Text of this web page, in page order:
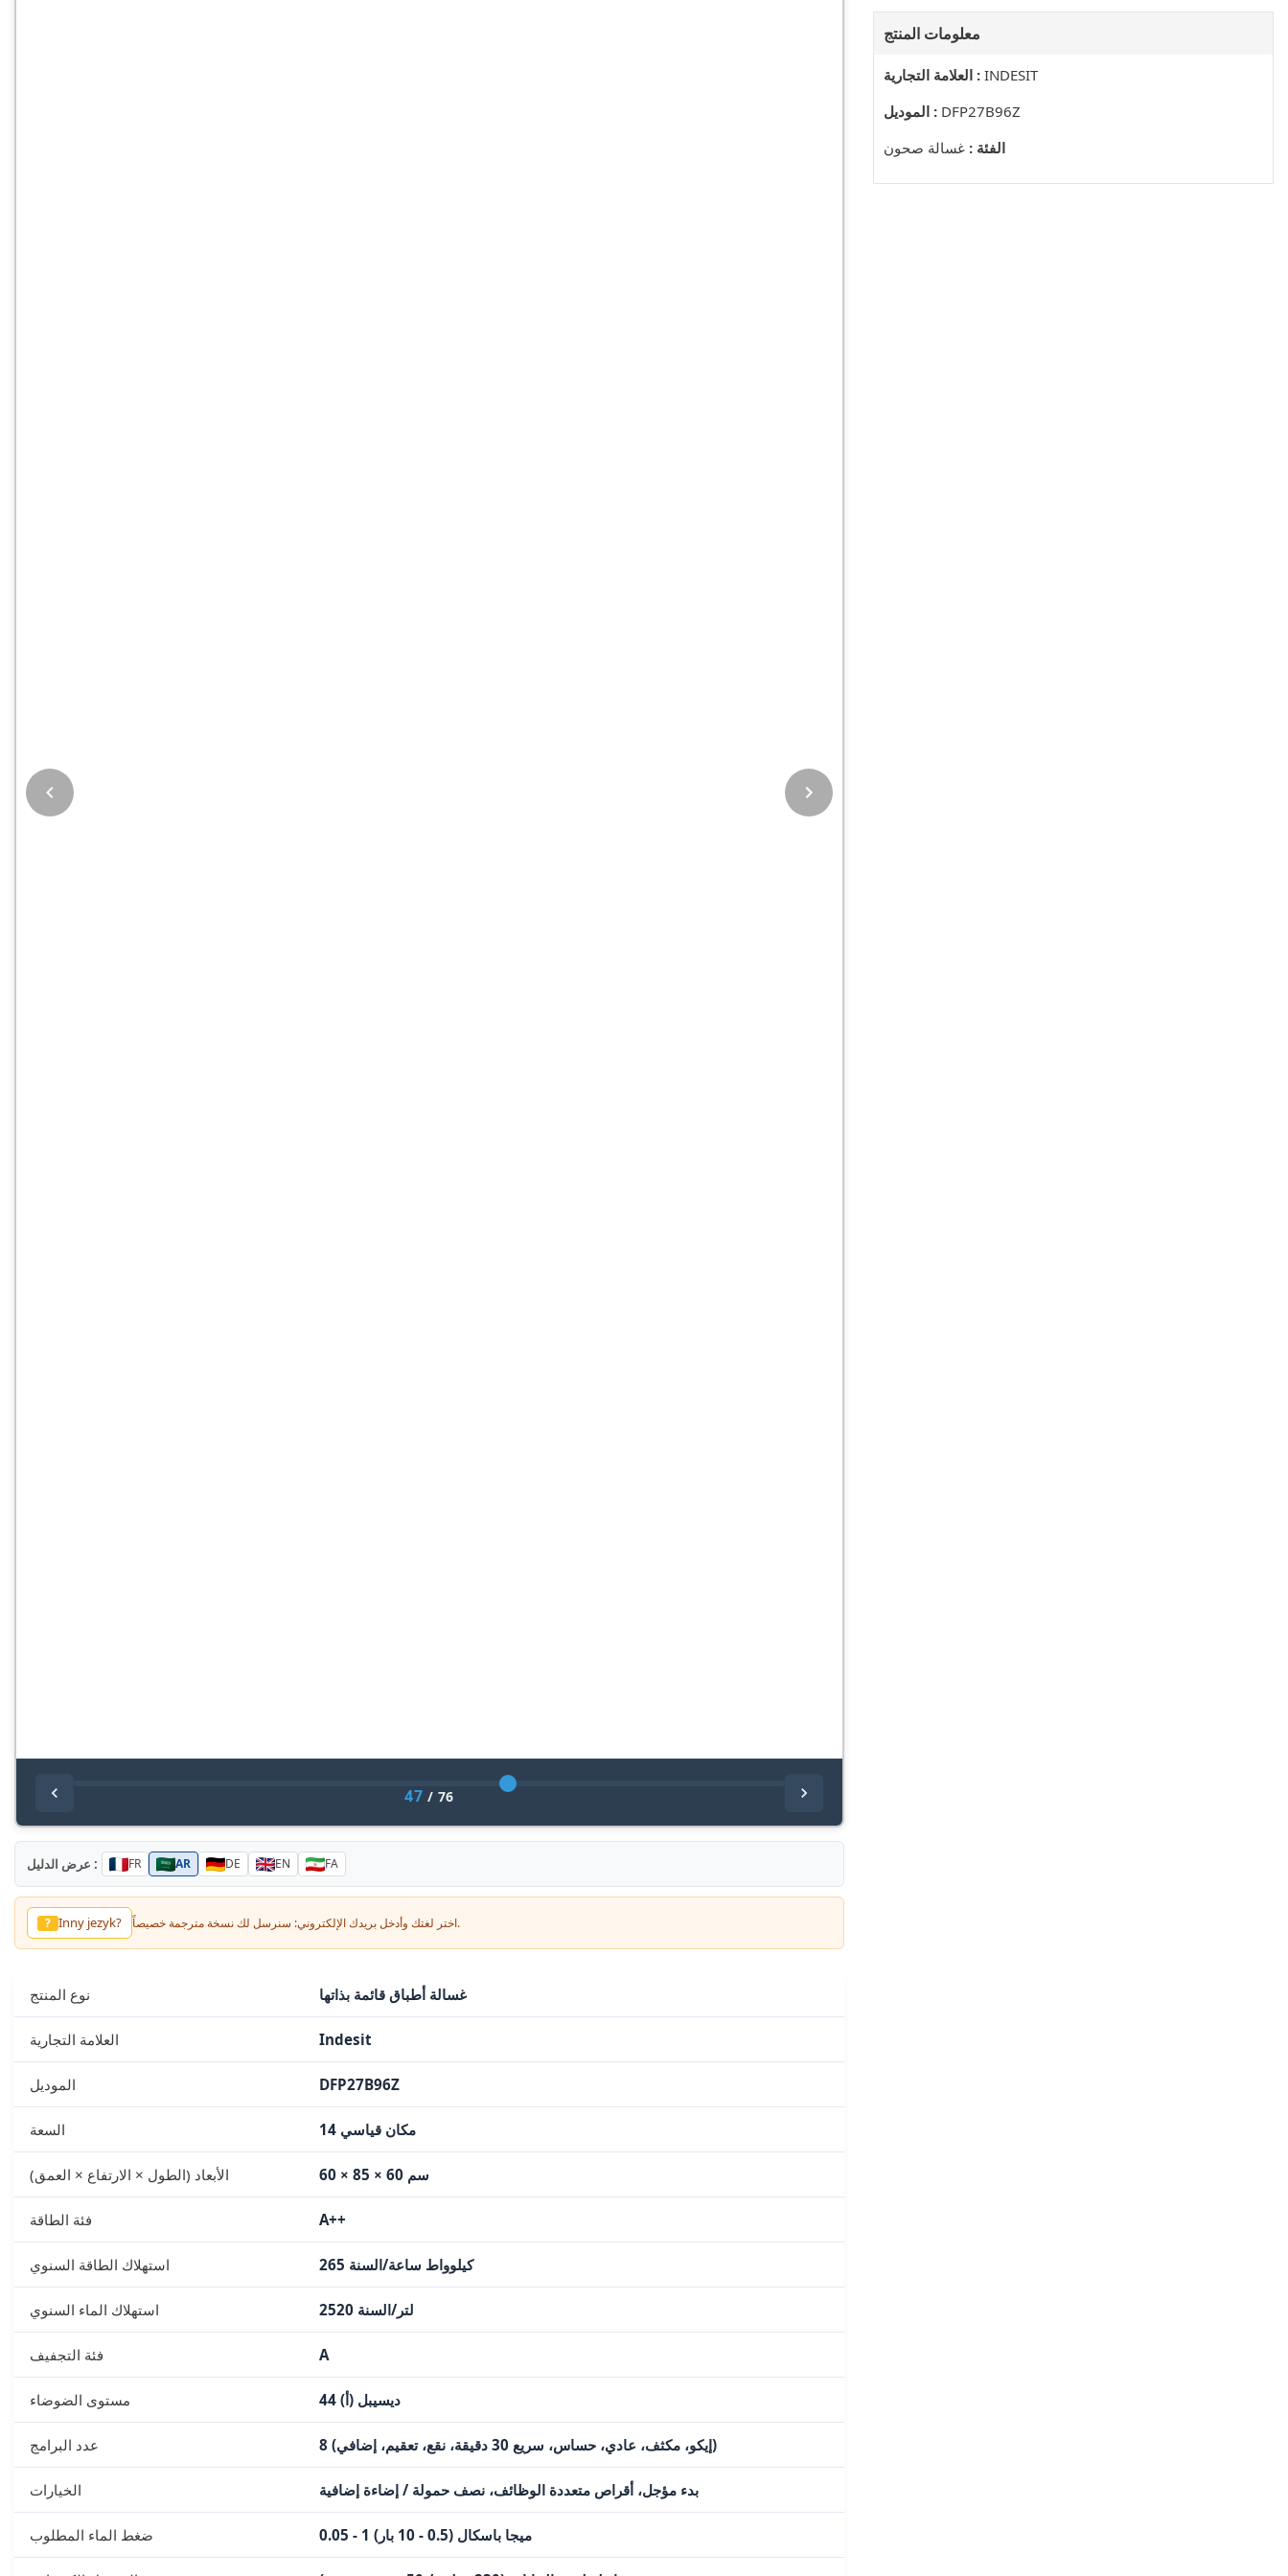
47 / 76
عرض الدليل : FR AR DE EN FA
? Inny jezyk? اختر لغتك وأدخل بريدك الإلكتروني: سنرسل لك نسخة مترجمة خصيصاً.
نوع المنتج غسالة أطباق قائمة بذاتها
العلامة التجارية Indesit
الموديل DFP27B96Z
السعة 14 مكان قياسي
الأبعاد (الطول × الارتفاع × العمق) 60 × 85 × 60 سم
فئة الطاقة A++
استهلاك الطاقة السنوي 265 كيلوواط ساعة/السنة
استهلاك الماء السنوي 2520 لتر/السنة
فئة التجفيف A
مستوى الضوضاء 44 ديسيبل (أ)
عدد البرامج 8 (إيكو، مكثف، عادي، حساس، سريع 30 دقيقة، نقع، تعقيم، إضافي)
الخيارات بدء مؤجل، أقراص متعددة الوظائف، نصف حمولة / إضاءة إضافية
ضغط الماء المطلوب 0.05 - 1 ميجا باسكال (0.5 - 10 بار)
معلومات المنتج
العلامة التجارية : INDESIT
الموديل : DFP27B96Z
الفئة : غسالة صحون